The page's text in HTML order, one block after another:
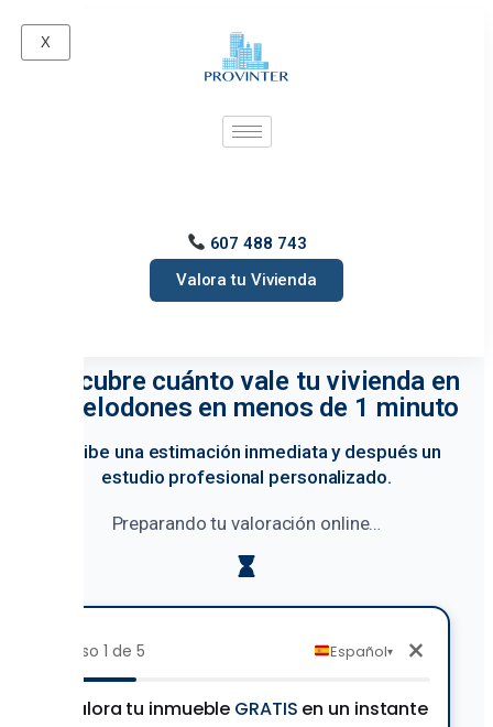
X
607 488 743
Valora tu Vivienda
Descubre cuánto vale tu vivienda en
Torrelodones en menos de 1 minuto
Recibe una estimación inmediata y después un
estudio profesional personalizado.
Preparando tu valoración online…
Paso 1 de 5 Español▾ ×
Valora tu inmueble GRATIS en un instante